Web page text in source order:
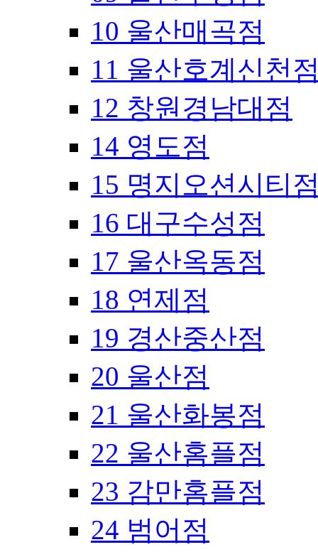
10 울산매곡점
11 울산호계신천
12 창원경남대점
14 영도점
15 명지오션시티
16 대구수성점
17 울산옥동점
18 연제점
19 경산중산점
20 울산점
21 울산화봉점
22 울산홈플점
23 감만홈플점
24 범어점